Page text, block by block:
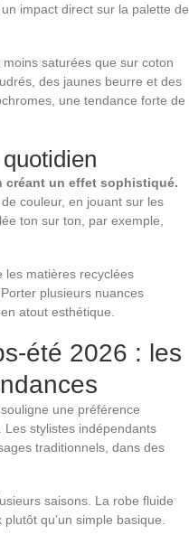
impact direct sur la palette de
saturées que sur coton
des jaunes beurre et des
une tendance forte de
créant un effet sophistiqué.
couleur, en jouant sur les
ton sur ton, par exemple,
les matières recyclées
plusieurs nuances
atout esthétique.
été 2026 : les
une préférence
. Les stylistes indépendants
traditionnels, dans des
saisons. La robe fluide
qu’un simple basique.